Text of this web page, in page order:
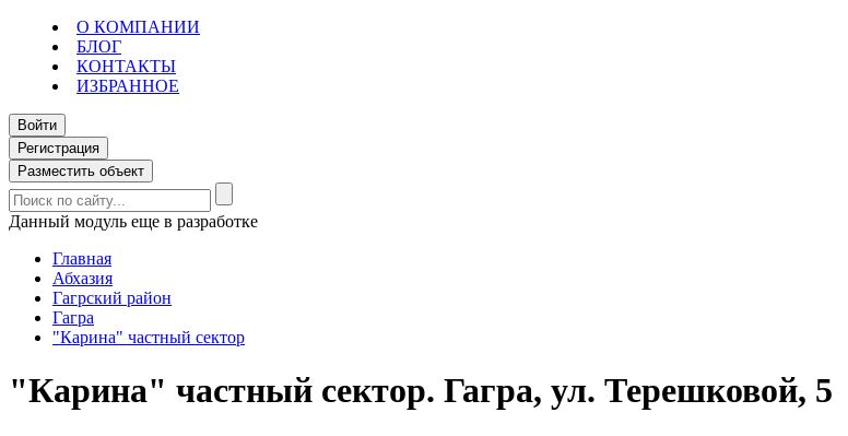
О КОМПАНИИ
БЛОГ
КОНТАКТЫ
ИЗБРАННОЕ
Войти
Регистрация
Разместить объект
Данный модуль еще в разработке
Главная
Абхазия
Гагрский район
Гагра
"Карина" частный сектор
"Карина" частный сектор. Гагра, ул. Терешковой, 5